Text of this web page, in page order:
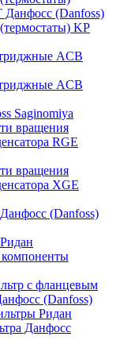
Данфосс (Danfoss)
KP
ACB
ACB
Saginomiya
вращения
RGE
вращения
XGE
(Danfoss)
с фланцевым
(Danfoss)
Ридан
Данфосс